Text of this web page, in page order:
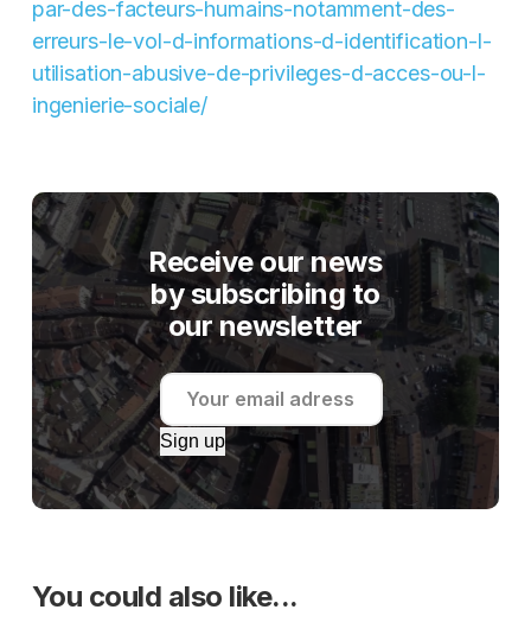
par-des-facteurs-humains-notamment-des-
erreurs-le-vol-d-informations-d-identification-l-
utilisation-abusive-de-privileges-d-acces-ou-l-
ingenierie-sociale/
Receive our news
by subscribing to
our newsletter
Sign up
You could also like...